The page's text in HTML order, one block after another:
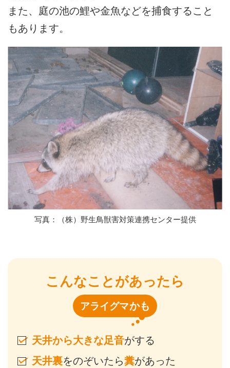
また、庭の池の鯉や金魚などを捕食すること
もあります。
写真：（株）野生鳥獣害対策連携センター提供
こんなことがあったら
アライグマかも
天井から大きな足音がする
天井裏をのぞいたら糞があった